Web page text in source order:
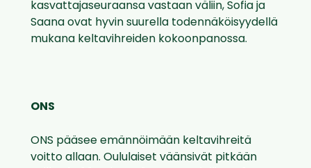
kasvattajaseuraansa vastaan väliin, Sofia ja
Saana ovat hyvin suurella todennäköisyydellä
mukana keltavihreiden kokoonpanossa.
ONS
ONS pääsee emännöimään keltavihreitä
voitto allaan. Oululaiset väänsivät pitkään